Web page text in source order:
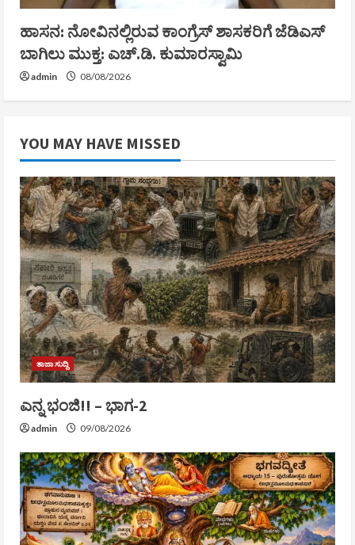
ಹಾಸನ: ನೋವಿನಲ್ಲಿರುವ ಕಾಂಗ್ರೆಸ್‌ ಶಾಸಕರಿಗೆ ಜೆಡಿಎಸ್‌
ಬಾಗಿಲು ಮುಕ್ತ: ಎಚ್.ಡಿ. ಕುಮಾರಸ್ವಾಮಿ
admin 08/08/2026
YOU MAY HAVE MISSED
ತಾಜಾ ಸುದ್ದಿ
ಎನ್ನ ಭಂಜಿ!! – ಭಾಗ-2
admin 09/08/2026